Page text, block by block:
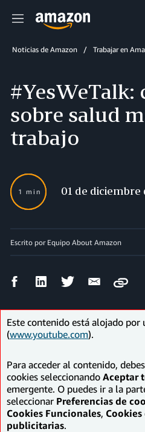
Menú
Noticias de Amazon Trabajar en
#YesWeTalk:
sobre salud
trabajo
1 min 01 de diciembre
Escrito por Equipo About Amazon
CompartirCompartirCompartirCompartir
electrónico
Copy
Este contenido está alojado por
(www.youtube.com).
Para acceder al contenido,
cookies seleccionando Aceptar
emergente. O puedes ir a la
seleccionar Preferencias de
Cookies Funcionales,
publicitarias.